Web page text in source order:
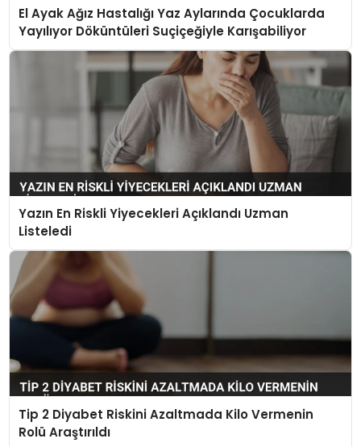
El Ayak Ağız Hastalığı Yaz Aylarında Çocuklarda
Yayılıyor Döküntüleri Suçiçeğiyle Karışabiliyor
Yazın En Riskli Yiyecekleri Açıklandı Uzman
Listeledi
Tip 2 Diyabet Riskini Azaltmada Kilo Vermenin
Rolü Araştırıldı